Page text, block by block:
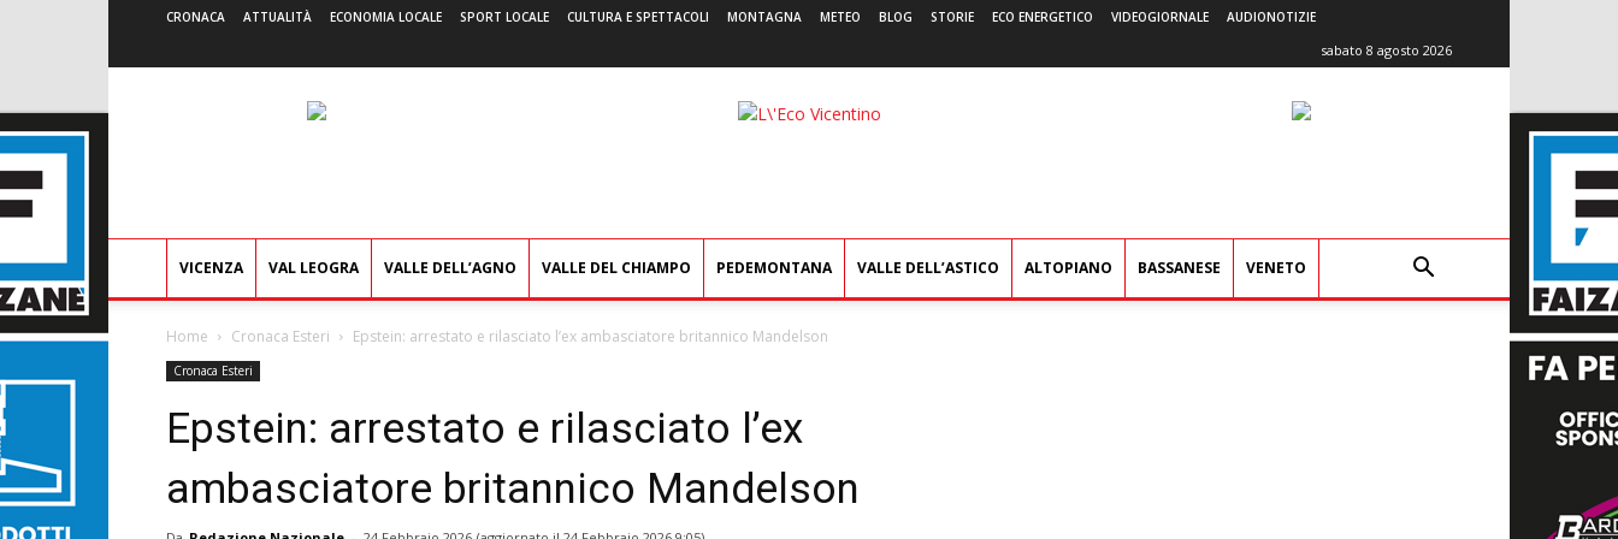
CRONACA ATTUALITÀ ECONOMIA LOCALE SPORT LOCALE CULTURA E SPETTACOLI MONTAGNA METEO BLOG STORIE ECO ENERGETICO VIDEOGIORNALE AUDIONOTIZIE
sabato 8 agosto 2026
L'Eco
VICENZA VAL LEOGRA VALLE DELL’AGNO VALLE DEL CHIAMPO PEDEMONTANA VALLE DELL’ASTICO ALTOPIANO BASSANESE VENETO
Home Cronaca Esteri Epstein: arrestato e rilasciato l’ex ambasciatore britannico Mandelson
Cronaca Esteri
Epstein: arrestato e rilasciato l’ex
ambasciatore britannico Mandelson